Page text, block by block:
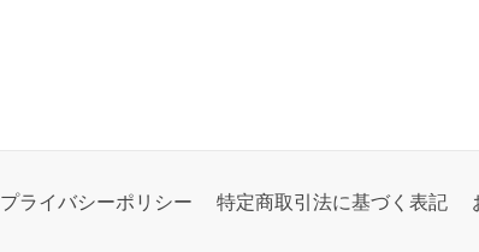
プライバシーポリシー 特定商取引法に基づく表記